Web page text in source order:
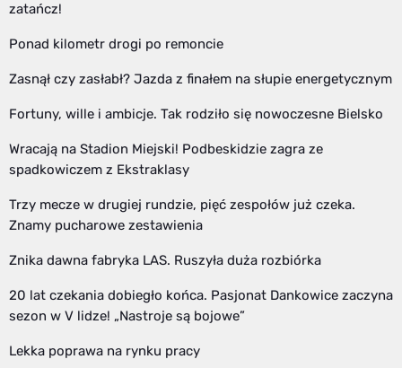
zatańcz!
Ponad kilometr drogi po remoncie
Zasnął czy zasłabł? Jazda z finałem na słupie energetycznym
Fortuny, wille i ambicje. Tak rodziło się nowoczesne Bielsko
Wracają na Stadion Miejski! Podbeskidzie zagra ze
spadkowiczem z Ekstraklasy
Trzy mecze w drugiej rundzie, pięć zespołów już czeka.
Znamy pucharowe zestawienia
Znika dawna fabryka LAS. Ruszyła duża rozbiórka
20 lat czekania dobiegło końca. Pasjonat Dankowice zaczyna
sezon w V lidze! „Nastroje są bojowe”
Lekka poprawa na rynku pracy